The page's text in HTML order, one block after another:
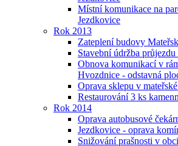
Místní komunikace na
Jezdkovice
Rok 2013
Zateplení budovy
Stavební údržba průjezdu
Obnova komunikací v
Hvozdnice - odstavná
Oprava sklepu v
Restaurování 3 ks
Rok 2014
Oprava autobusové
Jezdkovice - oprava
Snižování prašnosti v